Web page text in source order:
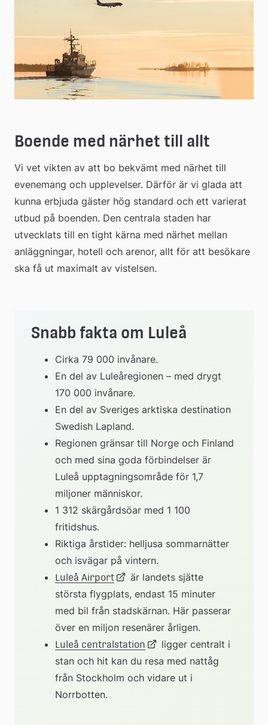
webbplats
Boende med närhet till allt
Vi vet vikten av att bo bekvämt med närhet till
evenemang och upplevelser. Därför är vi glada att
kunna erbjuda gäster hög standard och ett varierat
utbud på boenden. Den centrala staden har
utvecklats till en tight kärna med närhet mellan
anläggningar, hotell och arenor, allt för att besökare
ska få ut maximalt av vistelsen.
Snabb fakta om Luleå
Cirka 79 000 invånare.
En del av Luleåregionen – med drygt
170 000 invånare.
En del av Sveriges arktiska destination
Swedish Lapland.
Regionen gränsar till Norge och Finland
och med sina goda förbindelser är
Luleå upptagningsområde för 1,7
miljoner människor.
1 312 skärgårdsöar med 1 100
fritidshus.
Riktiga årstider: helljusa sommarnätter
och isvägar på vintern.
Luleå Airport Länk
till
extern
webbplats
är landets sjätte
största flygplats, endast 15 minuter
med bil från stadskärnan. Här passerar
över en miljon resenärer årligen.
Luleå centralstation Länk
till
ligger centralt i
stan och hit kan du resa med nattåg
från Stockholm och vidare ut i
Norrbotten.